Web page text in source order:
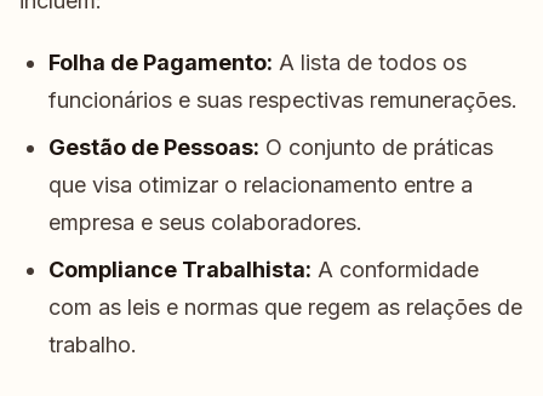
Folha de Pagamento: A lista de todos os
funcionários e suas respectivas remunerações.
Gestão de Pessoas: O conjunto de práticas
que visa otimizar o relacionamento entre a
empresa e seus colaboradores.
Compliance Trabalhista: A conformidade
com as leis e normas que regem as relações de
trabalho.